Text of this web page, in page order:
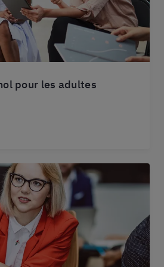
pour les adultes